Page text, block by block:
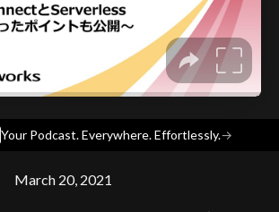
Your Podcast. Everywhere. Effortlessly.→
March 20, 2021